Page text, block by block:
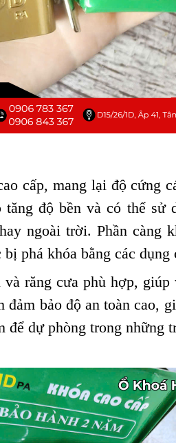
cấp, mang lại độ cứng
độ bền và có thể sử
ngoài trời. Phần càng
phá khóa bằng các dụng
răng cưa phù hợp,
bảo độ an toàn cao,
dự phòng trong những